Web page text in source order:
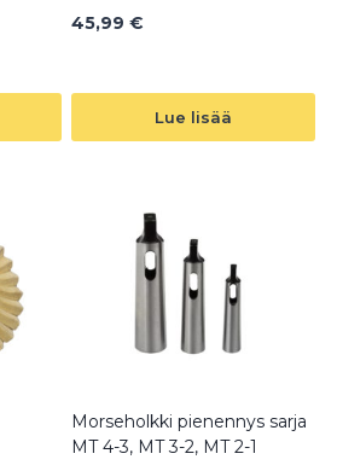
45,99 €
Lue lisää
Morseholkki pienennys sarja
MT 4-3, MT 3-2, MT 2-1